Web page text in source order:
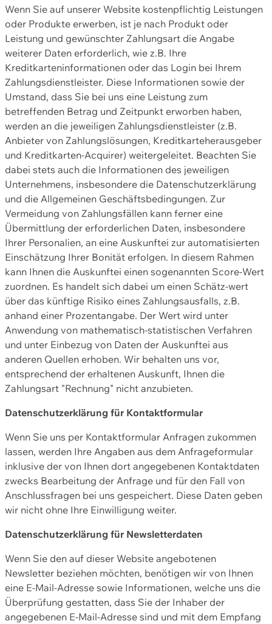
Wenn Sie auf unserer Website kostenpflichtig Leistungen
oder Produkte erwerben, ist je nach Produkt oder
Leistung und gewünschter Zahlungsart die Angabe
weiterer Daten erforderlich, wie z.B. Ihre
Kreditkarteninformationen oder das Login bei Ihrem
Zahlungsdienstleister. Diese Informationen sowie der
Umstand, dass Sie bei uns eine Leistung zum
betreffenden Betrag und Zeitpunkt erworben haben,
werden an die jeweiligen Zahlungsdienstleister (z.B.
Anbieter von Zahlungslösungen, Kreditkarteherausgeber
und Kreditkarten-Acquirer) weitergeleitet. Beachten Sie
dabei stets auch die Informationen des jeweiligen
Unternehmens, insbesondere die Datenschutzerklärung
und die Allgemeinen Geschäftsbedingungen. Zur
Vermeidung von Zahlungsfällen kann ferner eine
Übermittlung der erforderlichen Daten, insbesondere
Ihrer Personalien, an eine Auskunftei zur automatisierten
Einschätzung Ihrer Bonität erfolgen. In diesem Rahmen
kann Ihnen die Auskunftei einen sogenannten Score-Wert
zuordnen. Es handelt sich dabei um einen Schätz-wert
über das künftige Risiko eines Zahlungsausfalls, z.B.
anhand einer Prozentangabe. Der Wert wird unter
Anwendung von mathematisch-statistischen Verfahren
und unter Einbezug von Daten der Auskunftei aus
anderen Quellen erhoben. Wir behalten uns vor,
entsprechend der erhaltenen Auskunft, Ihnen die
Zahlungsart "Rechnung" nicht anzubieten.
Datenschutzerklärung für Kontaktformular
Wenn Sie uns per Kontaktformular Anfragen zukommen
lassen, werden Ihre Angaben aus dem Anfrageformular
inklusive der von Ihnen dort angegebenen Kontaktdaten
zwecks Bearbeitung der Anfrage und für den Fall von
Anschlussfragen bei uns gespeichert. Diese Daten geben
wir nicht ohne Ihre Einwilligung weiter.
Datenschutzerklärung für Newsletterdaten
Wenn Sie den auf dieser Website angebotenen
Newsletter beziehen möchten, benötigen wir von Ihnen
eine E-Mail-Adresse sowie Informationen, welche uns die
Überprüfung gestatten, dass Sie der Inhaber der
angegebenen E-Mail-Adresse sind und mit dem Empfang